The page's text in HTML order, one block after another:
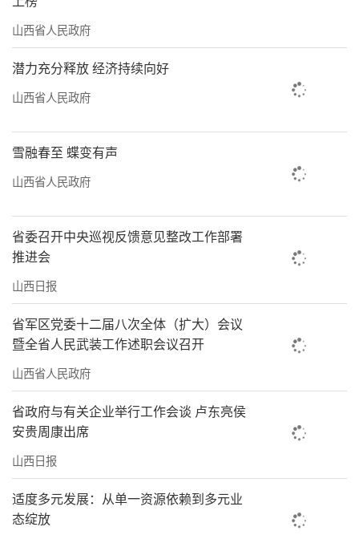
当作为、狠抓落实。
今年以来，高平市马村镇西周村内，改
水、改厕、改污工程渐次完工。村民李发顺难
掩心中的喜悦：“工程进展这么顺利，多亏
行，李发顺曾持反对意见，他和部分村民担心
施工影响住房安全。这一顾虑被搬到了西周村
“议事会后，我们邀请技术人员现场讲
解，带领村民现场监督，并对村民住房进行加
固，保障住房安全。”村党支部书记崔永忠
说，“小板凳议事会”让村民面对面提的问
题，成为党员干部的职责清单，一对一让每个
问题都能找到落脚处。截至目前，该村共查摆
各类问题47条，推动整改解决具体问题32条，
有效激发了村民参与基层治理的积极性。
“张大爷，你这血压得注意啊，明天早上
我再来量一次。”介休市北坛街道农业局宿舍
山西省人民政府
潜力充分释放 经济持续向好
山西省人民政府
雪融春至 蝶变有声
山西省人民政府
省委召开中央巡视反馈意见整改工作部署
推进会
山西日报
省军区党委十二届八次全体（扩大）会议
暨全省人民武装工作述职会议召开
山西省人民政府
省政府与有关企业举行工作会谈 卢东亮侯
安贵周康出席
山西日报
适度多元发展：从单一资源依赖到多元业
态绽放